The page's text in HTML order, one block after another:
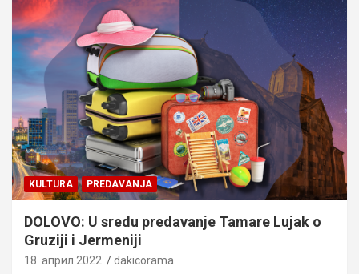
KULTURA PREDAVANJA
DOLOVO: U sredu predavanje Tamare Lujak o
Gruziji i Jermeniji
18. април 2022. dakicorama